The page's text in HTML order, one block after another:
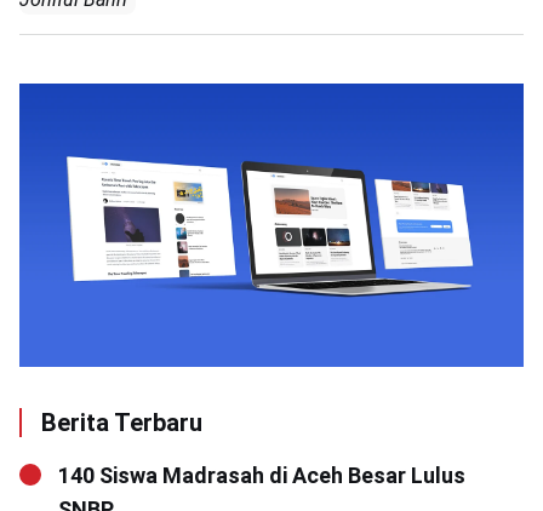
Berita Terbaru
140 Siswa Madrasah di Aceh Besar Lulus